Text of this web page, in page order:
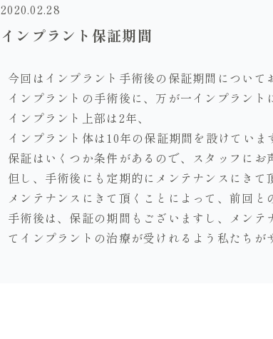
2020.02.28
インプラント保証期間
今回はインプラント手術後の保証期間について
インプラントの手術後に、万が一インプラント
インプラント上部は2年、
インプラント体は10年の保証期間を設けていま
保証はいくつか条件があるので、スタッフにお
但し、手術後にも定期的にメンテナンスにきて
メンテナンスにきて頂くことによって、前回と
手術後は、保証の期間もございますし、メン
てインプラントの治療が受けれるよう私たちが